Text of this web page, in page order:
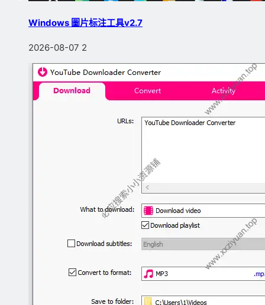
Windows 圖片标注工具v2.7
2026-08-07 2